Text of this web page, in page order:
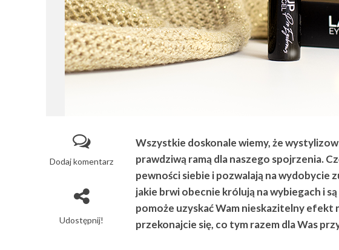
Dodaj komentarz
Udostępnij!
Wszystkie doskonale wiemy, że
prawdziwą ramą dla naszego spojrzenia.
pewności siebie i pozwalają na wydobycie
jakie brwi obecnie królują na wybiegach i
pomoże uzyskać Wam nieskazitelny efekt
przekonajcie się, co tym razem dla Was